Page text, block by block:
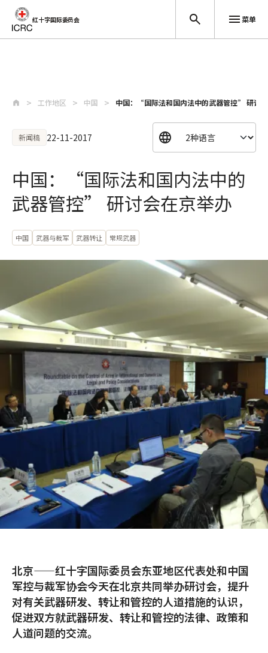
红十字国际委员会 菜单
工作地区 中国 中国：“国际法和国内法中的武器管控” 研讨
新闻稿 22-11-2017
中国：“国际法和国内法中的
武器管控” 研讨会在京举办
中国 武器与裁军 武器转让 常规武器
北京——红十字国际委员会东亚地区代表处和中国
军控与裁军协会今天在北京共同举办研讨会，提升
对有关武器研发、转让和管控的人道措施的认识，
促进双方就武器研发、转让和管控的法律、政策和
人道问题的交流。